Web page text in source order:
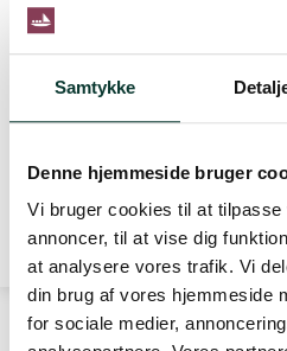
Samtykke
Denne hjemmeside bruger
Vi bruger cookies til at tilpasse
annoncer, til at vise dig
at analysere vores trafik. Vi
din brug af vores hjemmeside
for sociale medier,
smule anderledes ud end det
samme stil selvfølgelig. Hvis du
Producentbeskrivelse